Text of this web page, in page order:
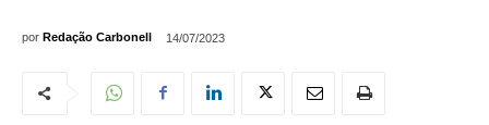
por Redação Carbonell 14/07/2023